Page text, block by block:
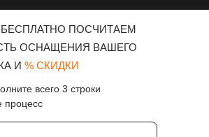
ПОСЧИТАЕМ
ОСНАЩЕНИЯ ВАШЕГО
И % СКИДКИ
всего 3 строки
процесс